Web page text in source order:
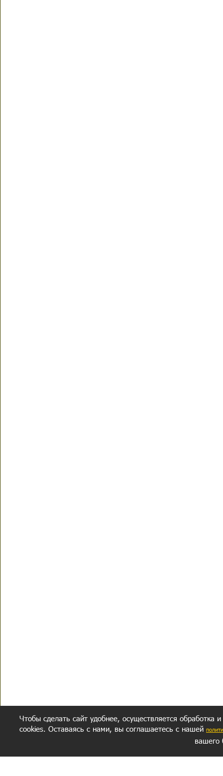
Чтобы сделать сайт удобнее, осуществляется обработка
cookies. Оставаясь с нами, вы соглашаетесь с нашей
вашего